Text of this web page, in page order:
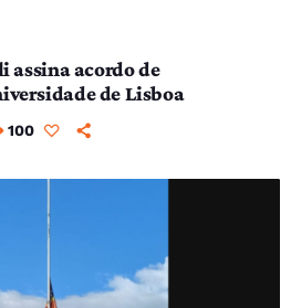
assina acordo de
de Lisboa
100